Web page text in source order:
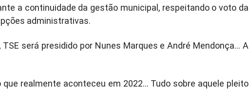
a continuidade da gestão municipal, respeitando o voto da
administrativas.
será presidido por Nunes Marques e André Mendonça... A
realmente aconteceu em 2022... Tudo sobre aquele pleito